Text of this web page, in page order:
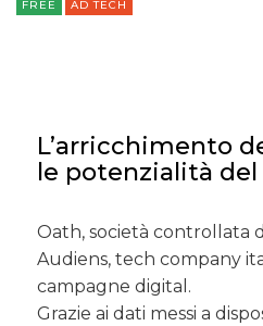
FREE AD TECH
L’arricchimento
le potenzialità
Oath, società controllata
Audiens, tech company
campagne digital.
Grazie ai dati messi a